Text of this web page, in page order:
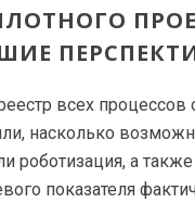
всех процессов
насколько
роботизация, а
показателя